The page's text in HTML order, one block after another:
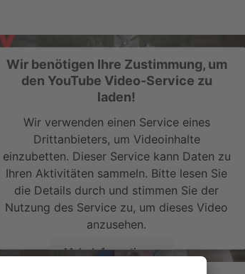
Wir benötigen Ihre Zustimmung, um
den YouTube Video-Service zu
laden!
Wir verwenden einen Service eines
Drittanbieters, um Videoinhalte
einzubetten. Dieser Service kann Daten zu
Ihren Aktivitäten sammeln. Bitte lesen Sie
die Details durch und stimmen Sie der
Nutzung des Service zu, um dieses Video
anzusehen.
Mehr Informationen